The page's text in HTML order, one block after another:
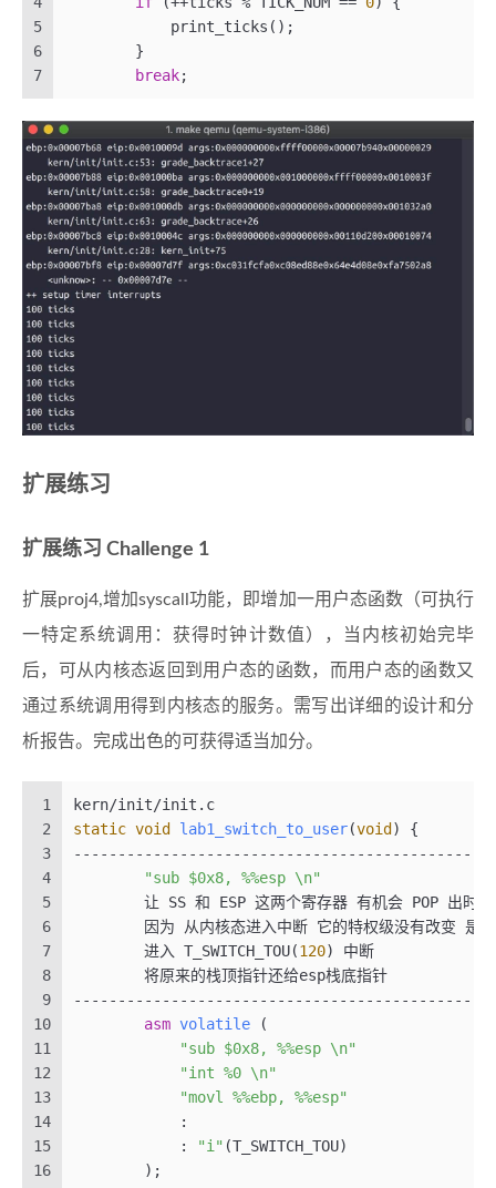
5
6
7
            print_ticks();
        }
break;
扩展练习
扩展练习 Challenge 1
扩展proj4,增加syscall功能，即增加一用户态函数（可执行
一特定系统调用：获得时钟计数值），当内核初始完毕
后，可从内核态返回到用户态的函数，而用户态的函数又
通过系统调用得到内核态的服务。需写出详细的设计和分
析报告。完成出色的可获得适当加分。
1
2
3
4
5
6
7
8
9
10
11
12
13
14
15
16
kern/init/init.c
static void lab1_switch_to_user(void )
{
"sub $0x8, %%esp \n"
让 SS 和 ESP 这两个寄存器 有机会 POP 出时
因为 从内核态进入中断 它的特权级没有改变
	进入 T_SWITCH_TOU(
120) 中断
	将原来的栈顶指针还给esp栈底指针
asm volatile
(
"sub $0x8, %%esp \n"
"int %0 \n"
"movl %%ebp, %%esp"
	    :
	    :
"i" (T_SWITCH_TOU)
	)
;